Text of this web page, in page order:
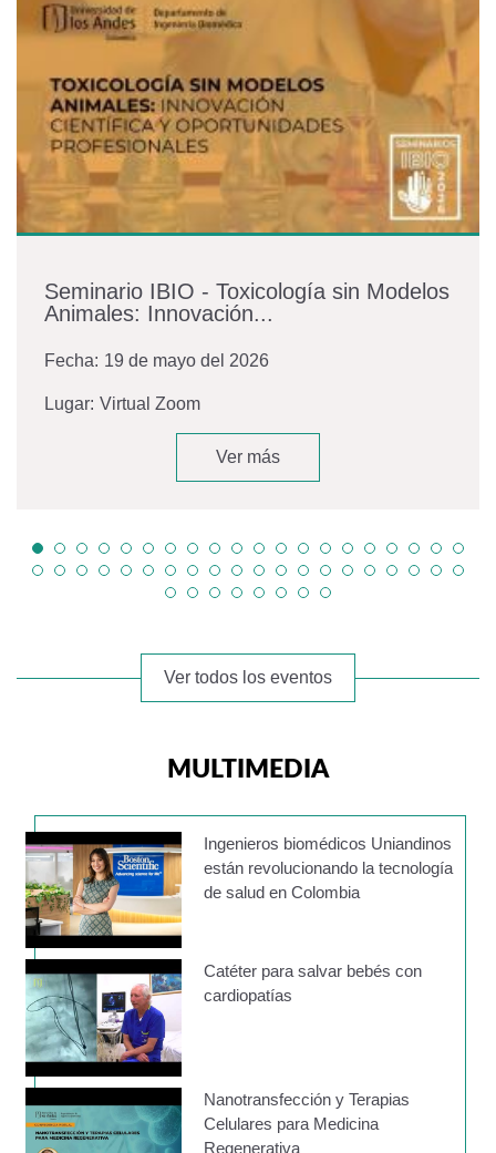
Seminario IBIO - Toxicología sin Modelos
Animales: Innovación...
Fecha: 19 de mayo del 2026
Lugar: Virtual Zoom
Ver más
Ver todos los eventos
MULTIMEDIA
Ingenieros biomédicos Uniandinos
están revolucionando la tecnología
de salud en Colombia
Catéter para salvar bebés con
cardiopatías
Nanotransfección y Terapias
Celulares para Medicina
Regenerativa